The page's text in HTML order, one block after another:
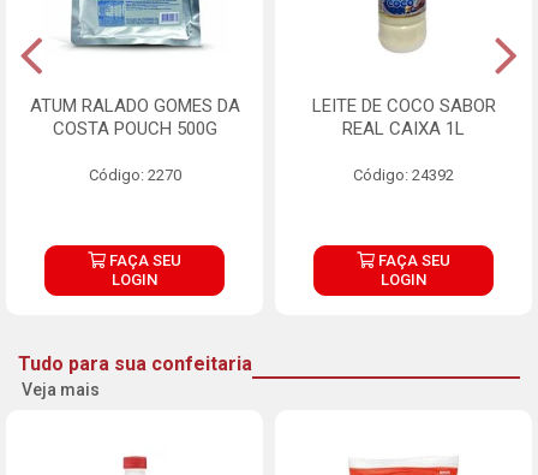
ATUM RALADO GOMES DA
COSTA POUCH 500G
Código: 2270
FAÇA SEU
LOGIN
LEITE DE COCO SABOR
REAL CAIXA 1L
Código: 24392
FAÇA SEU
LOGIN
Tudo para sua confeitaria
Veja mais